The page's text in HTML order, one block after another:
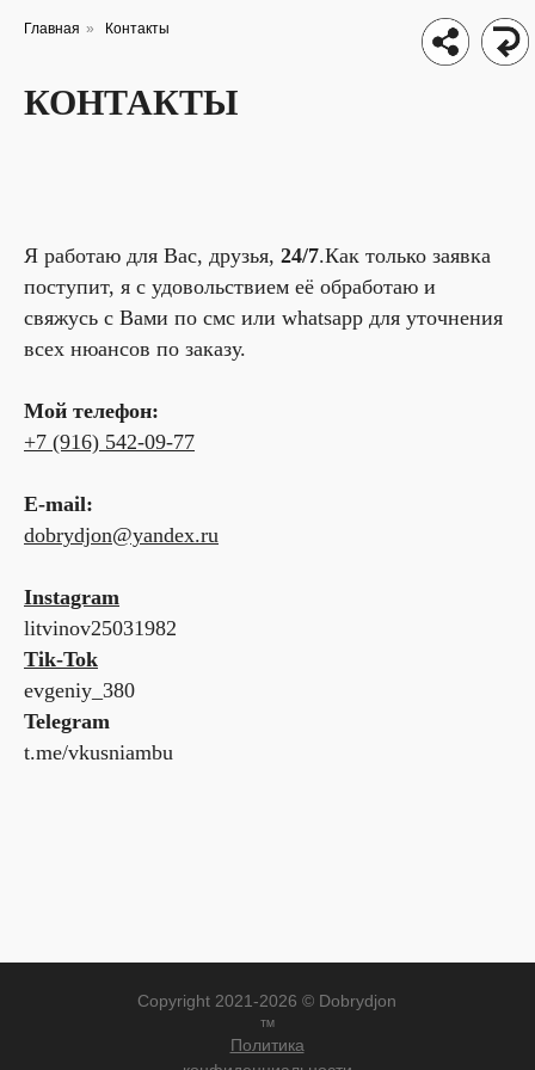
Главная » Контакты
КОНТАКТЫ
Я работаю для Вас, друзья, 24/7.Как только заявка
поступит, я с удовольствием её обработаю и
свяжусь с Вами по смс или whatsapp для уточнения
всех нюансов по заказу.
Мой телефон:
+7 (916) 542-09-77
E-mail:
dobrydjon@yandex.ru
Instagram
litvinov25031982
Tik-Tok
evgeniy_380
Telegram
t.me/vkusniambu
Copyright 2021-2026 © Dobrydjon
™
Политика